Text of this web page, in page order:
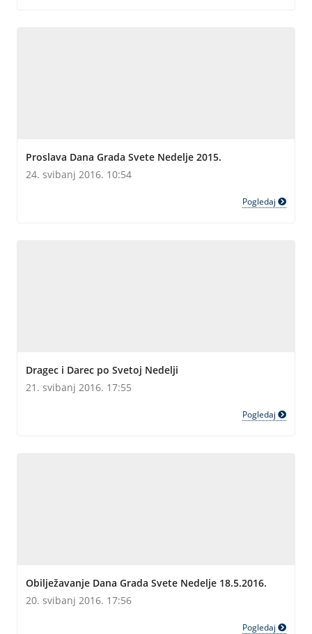
Proslava Dana Grada Svete Nedelje 2015.
24. svibanj 2016. 10:54
Pogledaj
Dragec i Darec po Svetoj Nedelji
21. svibanj 2016. 17:55
Pogledaj
Obilježavanje Dana Grada Svete Nedelje 18.5.2016.
20. svibanj 2016. 17:56
Pogledaj